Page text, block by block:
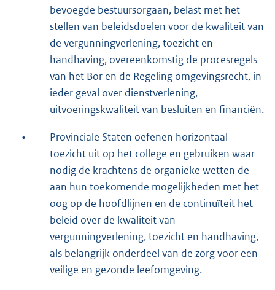
bevoegde bestuursorgaan, belast met het
stellen van beleidsdoelen voor de kwaliteit van
de vergunningverlening, toezicht en
handhaving, overeenkomstig de procesregels
van het Bor en de Regeling omgevingsrecht, in
ieder geval over dienstverlening,
uitvoeringskwaliteit van besluiten en financiën.
•
Provinciale Staten oefenen horizontaal
toezicht uit op het college en gebruiken waar
nodig de krachtens de organieke wetten de
aan hun toekomende mogelijkheden met het
oog op de hoofdlijnen en de continuïteit het
beleid over de kwaliteit van
vergunningverlening, toezicht en handhaving,
als belangrijk onderdeel van de zorg voor een
veilige en gezonde leefomgeving.